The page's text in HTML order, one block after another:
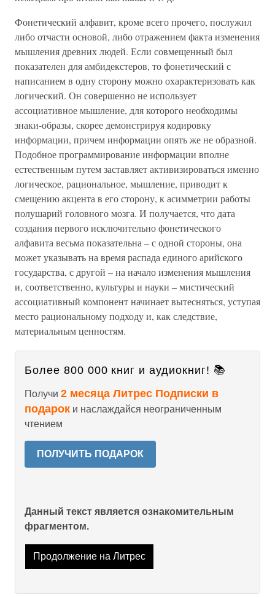
Фонетический алфавит, кроме всего прочего, послужил
либо отчасти основой, либо отражением факта изменения
мышления древних людей. Если совмещенный был
показателен для амбидекстеров, то фонетический с
написанием в одну сторону можно охарактеризовать как
логический. Он совершенно не использует
ассоциативное мышление, для которого необходимы
знаки-образы, скорее демонстрируя кодировку
информации, причем информации опять же не образной.
Подобное программирование информации вполне
естественным путем заставляет активизироваться именно
логическое, рациональное, мышление, приводит к
смещению акцента в его сторону, к асимметрии работы
полушарий головного мозга. И получается, что дата
создания первого исключительно фонетического
алфавита весьма показательна – с одной стороны, она
может указывать на время распада единого арийского
государства, с другой – на начало изменения мышления
и, соответственно, культуры и науки – мистический
ассоциативный компонент начинает вытесняться, уступая
место рациональному подходу и, как следствие,
материальным ценностям.
Более 800 000 книг и аудиокниг! 📚
Получи 2 месяца Литрес Подписки в
подарок и наслаждайся неограниченным
чтением
ПОЛУЧИТЬ ПОДАРОК
Данный текст является ознакомительным
фрагментом.
Продолжение на Литрес